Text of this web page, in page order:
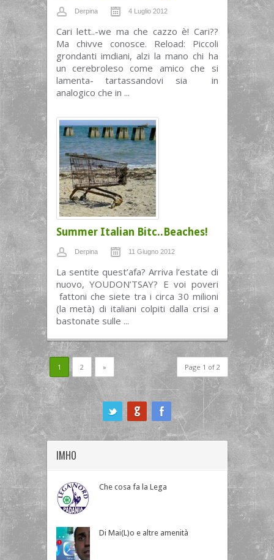
Derpina 4 Luglio 2012
Cari lett..-we ma che cazzo è! Cari??
Ma chivve conosce. Reload: Piccoli
grondanti imdiani, alzi la mano chi ha
un cerebroleso come amico che si
lamenta- tartassandovi sia in
analogico che in ...
Summer Italian Bitc..Beaches!
Derpina 11 Giugno 2012
La sentite quest’afa? Arriva l’estate di
nuovo, YOUDON’TSAY? E voi poveri
fattoni che siete tra i circa 30 milioni
(la metà) di italiani colpiti dalla crisi a
bastonate sulle ...
Page 1 of 2
1 2 »
IMHO
Che cosa fa la Lega
Di Mai(L)o e altre amenità